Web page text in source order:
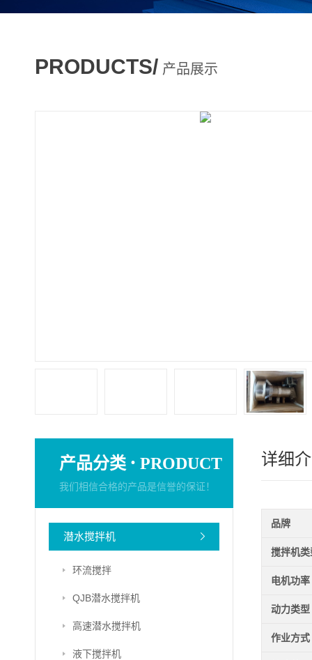
PRODUCTS/ 产品展示
产品分类 · PRODUCT
我们相信合格的产品是信誉的保证！
潜水搅拌机
环流搅拌
QJB潜水搅拌机
高速潜水搅拌机
液下搅拌机
详细
品牌
搅拌机类
电机功率
动力类型
作业方式